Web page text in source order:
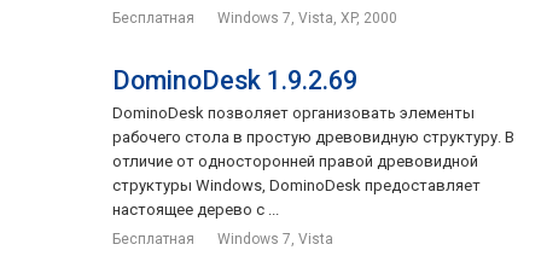
Бесплатная Windows 7, Vista, XP, 2000
DominoDesk 1.9.2.69
DominoDesk позволяет организовать элементы
рабочего стола в простую древовидную структуру. В
отличие от односторонней правой древовидной
структуры Windows, DominoDesk предоставляет
настоящее дерево с ...
Бесплатная Windows 7, Vista